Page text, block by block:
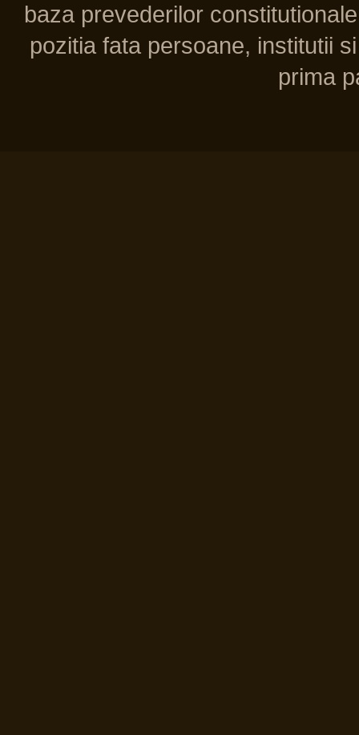
baza prevederilor
pozitia fata persoane, institutii
prima